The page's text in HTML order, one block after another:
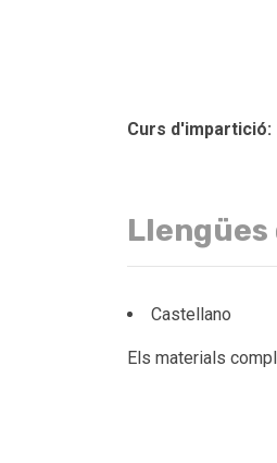
Curs d'impartició:
Castellano
Els materials